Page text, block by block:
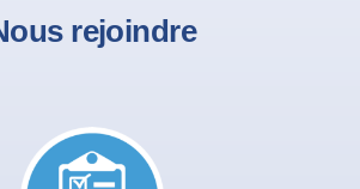
rejoindre